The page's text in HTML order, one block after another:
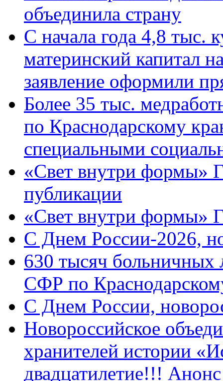
объединила страну
С начала года 4,8 тыс.
материнский капитал
заявление оформили
Более 35 тыс.
по Краснодарскому
специальными
«Свет внутри формы»
публикации
«Свет внутри формы»
C Днем России-2026,
630 тысяч больничных
СФР по
C Днем России,
Новороссийское
хранителей истории
двадцатилетие!!!